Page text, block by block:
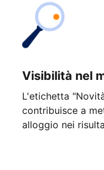
Visibilità nel
L'etichetta
contribuisce a
alloggio nei